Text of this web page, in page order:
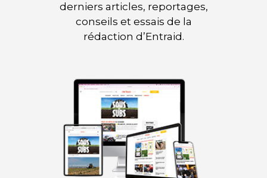
derniers articles, reportages,
conseils et essais de la
rédaction d’Entraid.